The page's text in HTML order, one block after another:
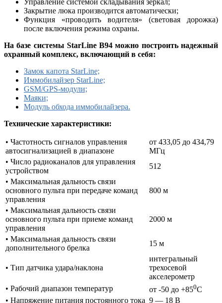
Управление системой складывания зеркал;
Закрытие люка производится автоматически;
Функция «проводить водителя» (световая дорожка)
после включения режима охраны.
На базе системы StarLine B94 можно построить надежный
охранный комплекс, включающий в себя:
Замок капота StarLine;
Иммобилайзер StarLine;
GSM/GPS-модули;
Маяки;
Модуль обхода иммобилайзера.
Технические характеристики:
• Частотность сигналов управления
автосигнализацией в диапазоне
от 433,05 до 434,79
МГц
• Число радиоканалов для управления
устройством
512
• Максимальная дальность связи
основного пульта при передаче команд
управления
800 м
• Максимальная дальность связи
основного пульта при приеме команд
управления
2000 м
• Максимальная дальность связи
дополнительного брелка
15 м
• Тип датчика удара/наклона
интегральный
трехосевой
акселерометр
• Рабочий диапазон температур
от -50 до +850С
• Напряжение питания постоянного тока 9 — 18 В